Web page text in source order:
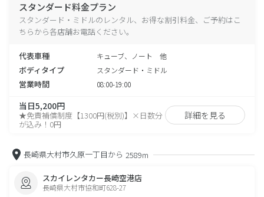
スタンダード料金プラン
スタンダード・ミドルのレンタル、お得な割引料金、ご予約はこ
ちらから各店舗お電話ください。
代表車種 キューブ、ノート 他
ボディタイプ スタンダード・ミドル
営業時間 08:00-19:00
当日5,200円
★免責補償制度【1300円(税別)】×日数分
が込み！0円
詳細を見る
長崎県大村市久原一丁目から 2589m
スカイレンタカー長崎空港店
長崎県大村市協和町628-27